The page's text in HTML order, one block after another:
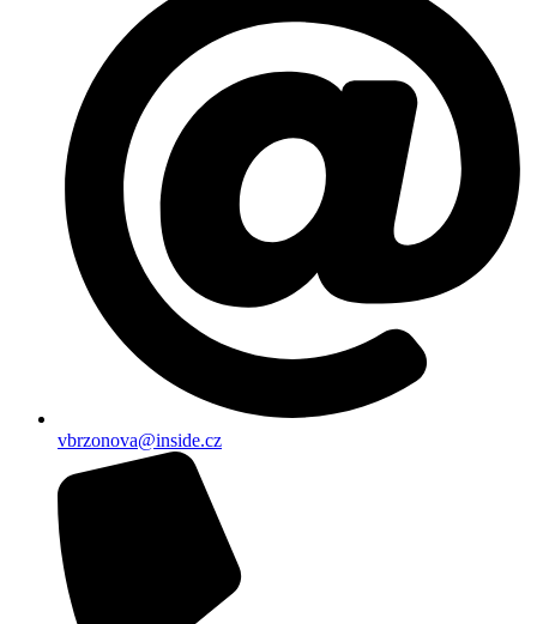
vbrzonova@inside.cz